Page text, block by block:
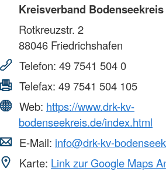
Kreisverband Bodenseekreis
Rotkreuzstr. 2
88046 Friedrichshafen
Telefon: 49 7541 504 0
Telefax: 49 7541 504 105
Web: https://www.drk-kv-
bodenseekreis.de/index.html
E-Mail: info@drk-kv-
Karte: Link zur Google Maps